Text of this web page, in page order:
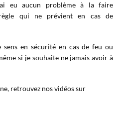
eu aucun problème à la faire
qui ne prévient en cas de
en sécurité en cas de feu ou
si je souhaite ne jamais avoir à
retrouvez nos vidéos sur